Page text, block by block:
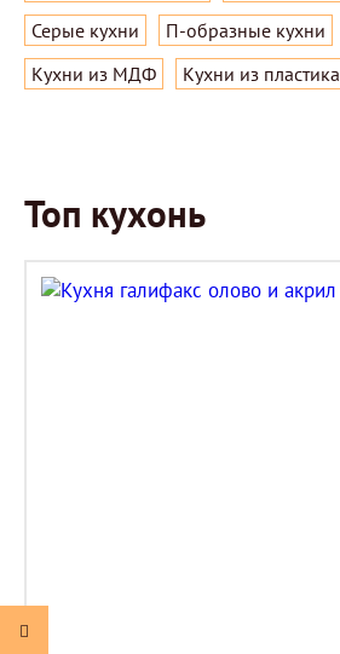
Серые кухни
П-образные кухни
Кухни из МДФ
Кухни из пластика
Топ кухонь